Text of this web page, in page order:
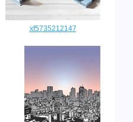
xf5735212147